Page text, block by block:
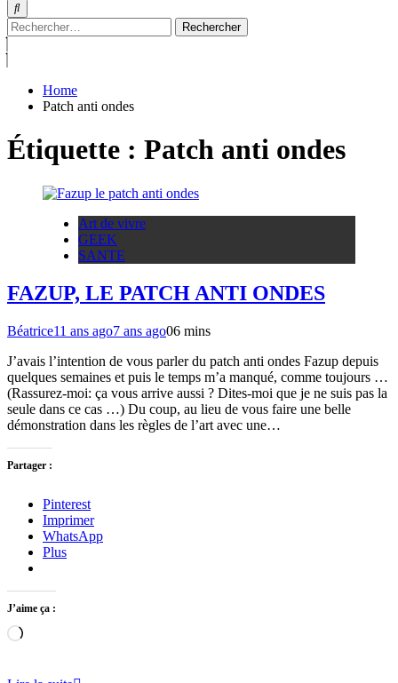
Rechercher :
Home
Patch anti ondes
Étiquette : Patch anti ondes
Art de vivre
GEEK
SANTE
FAZUP, LE PATCH ANTI ONDES
Béatrice11 ans ago7 ans ago06 mins
J’avais l’intention de vous parler du patch anti ondes Fazup depuis
quelques semaines et puis le temps m’a manqué, comme toujours …
(Rassurez-moi: ça vous arrive aussi ? Dites-moi que je ne suis pas la
seule dans ce cas …) Du coup, au lieu de vous faire une belle
démonstration dans les règles de l’art avec une…
Partager :
Pinterest
Imprimer
WhatsApp
Plus
J’aime ça :
Chargement…